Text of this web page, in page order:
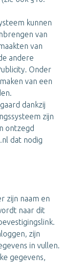
kunnen
van
van
andere
Onder
van een
dankzij
zijn
ontzegd
dat nodig
zijn naam en
naar dit
zijn
in vullen.
gegevens,